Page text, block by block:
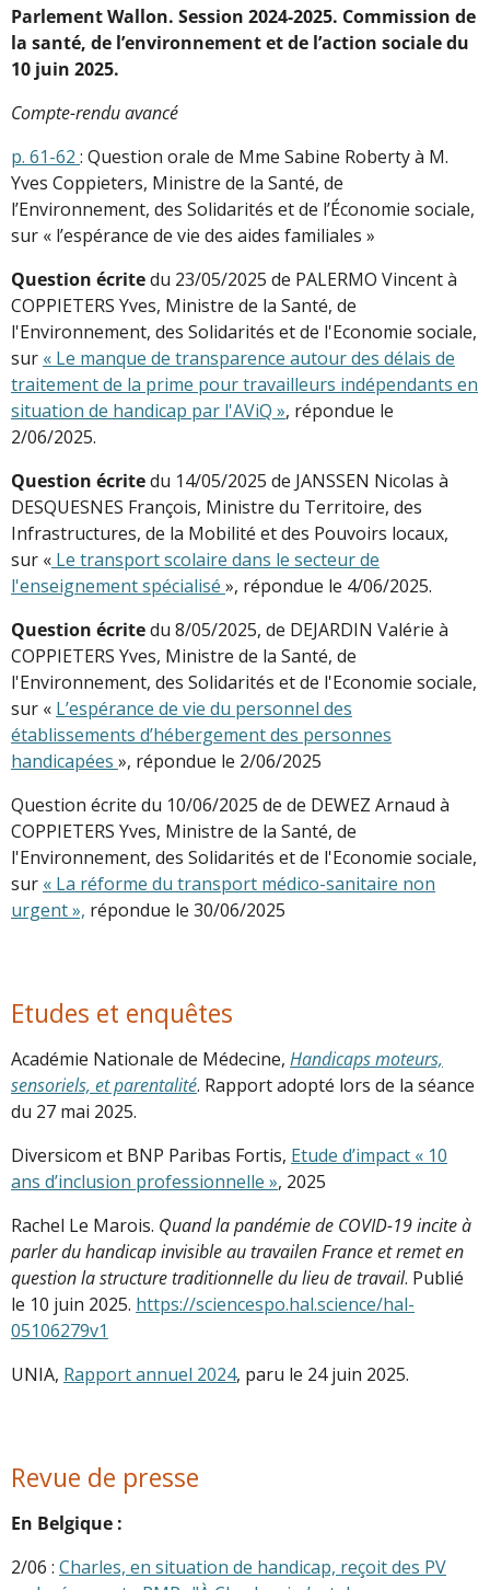
Parlement Wallon. Session 2024-2025. Commission de
la santé, de l’environnement et de l’action sociale du
10 juin 2025.
Compte-rendu avancé
p. 61-62 : Question orale de Mme Sabine Roberty à M.
Yves Coppieters, Ministre de la Santé, de
l’Environnement, des Solidarités et de l’Économie sociale,
sur « l’espérance de vie des aides familiales »
Question écritedu 23/05/2025 de PALERMO Vincent à
COPPIETERS Yves, Ministre de la Santé, de
l'Environnement, des Solidarités et de l'Economie sociale,
sur « Le manque de transparence autour des délais de
traitement de la prime pour travailleurs indépendants en
situation de handicap par l'AViQ », répondue le
2/06/2025.
Question écritedu 14/05/2025 de JANSSEN Nicolas à
DESQUESNES François, Ministre du Territoire, des
Infrastructures, de la Mobilité et des Pouvoirs locaux,
sur « Le transport scolaire dans le secteur de
l'enseignement spécialisé », répondue le 4/06/2025.
Question écritedu 8/05/2025, de DEJARDIN Valérie à
COPPIETERS Yves, Ministre de la Santé, de
l'Environnement, des Solidarités et de l'Economie sociale,
sur « L’espérance de vie du personnel des
établissements d’hébergement des personnes
handicapées », répondue le 2/06/2025
Question écrite du 10/06/2025 de de DEWEZ Arnaud à
COPPIETERS Yves, Ministre de la Santé, de
l'Environnement, des Solidarités et de l'Economie sociale,
sur « La réforme du transport médico-sanitaire non
urgent », répondue le 30/06/2025
Etudes et enquêtes
Académie Nationale de Médecine, Handicaps moteurs,
sensoriels, et parentalité. Rapport adopté lors de la séance
du 27 mai 2025.
Diversicom et BNP Paribas Fortis, Etude d’impact « 10
ans d’inclusion professionnelle », 2025
Rachel Le Marois. Quand la pandémie de COVID-19 incite à
parler du handicap invisible au travailen France et remet en
question la structure traditionnelle du lieu de travail. Publié
le 10 juin 2025. https://sciencespo.hal.science/hal-
05106279v1
UNIA, Rapport annuel 2024, paru le 24 juin 2025.
Revue de presse
En Belgique :
2/06 : Charles, en situation de handicap, reçoit des PV